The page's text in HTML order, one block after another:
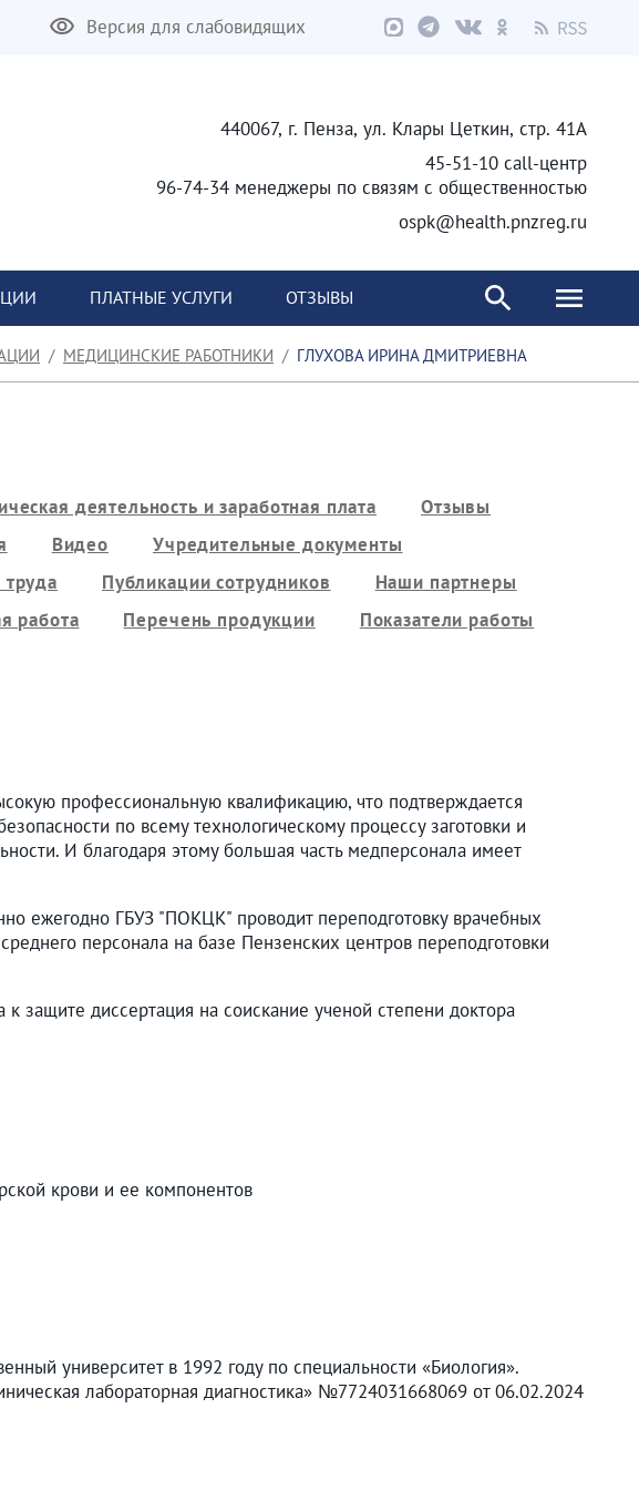
Версия для слабовидящих
440067, г. Пенза, ул. Клары Цеткин, стр. 41А
45-51-10 call-центр
96-74-34 менеджеры по связям с общественностью
ospk@health.pnzreg.ru
ПЛАТНЫЕ УСЛУГИ ОТЗЫВЫ
МЕДИЦИНСКИЕ РАБОТНИКИ ГЛУХОВА ИРИНА ДМИТРИЕВНА
деятельность и заработная плата
Отзывы
Видео
Учредительные документы
Публикации сотрудников
Наши партнеры
работа Перечень продукции
Показатели работы
профессиональную квалификацию, что подтверждается
по всему технологическому процессу заготовки и
И благодаря этому большая часть медперсонала имеет
ежегодно ГБУЗ "ПОКЦК" проводит переподготовку врачебных
персонала на базе Пензенских центров переподготовки
защите диссертация на соискание ученой степени доктора
крови и ее компонентов
университет в 1992 году по специальности «Биология».
лабораторная диагностика» №7724031668069 от 06.02.2024